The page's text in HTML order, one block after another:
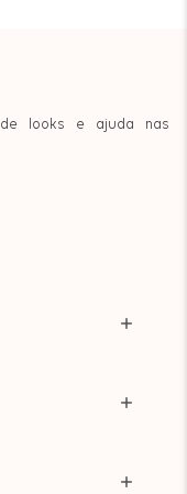
de looks e ajuda nas